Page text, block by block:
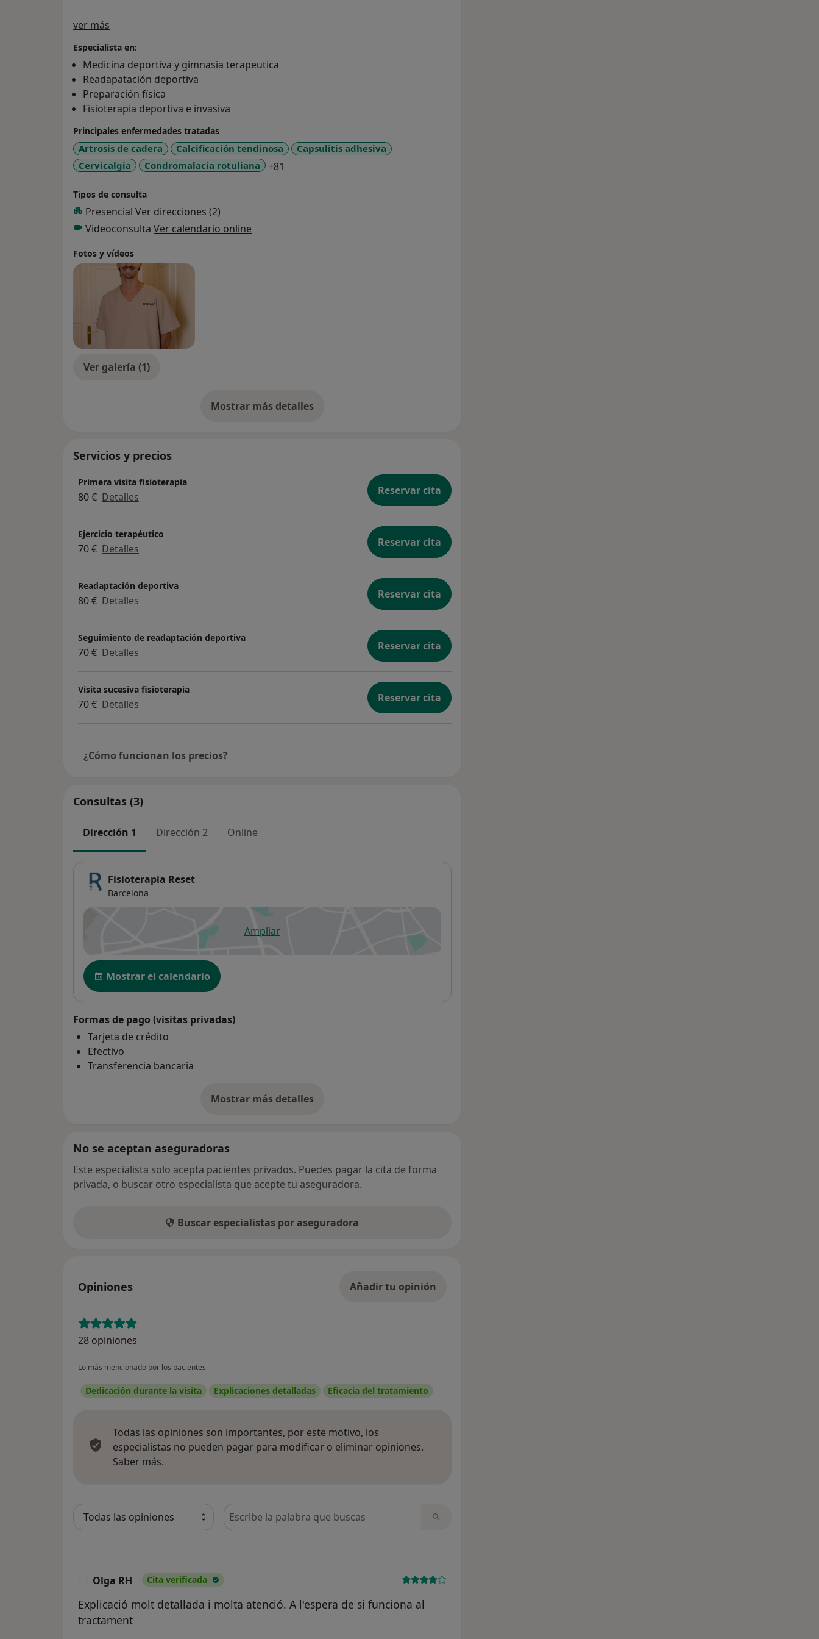
ver más
Especialista en:
Medicina deportiva y gimnasia terapeutica
Readapatación deportiva
Preparación física
Fisioterapia deportiva e invasiva
Principales enfermedades tratadas
Artrosis de cadera Calcificación tendinosa
Capsulitis adhesiva
Cervicalgia
Condromalacia rotuliana +81
Tipos de consulta
Presencial Ver direcciones (2)
Videoconsulta Ver calendario online
Fotos y vídeos
Ver galería (1)
Mostrar más detalles
sobre la experiencia
Servicios y precios
Primera visita fisioterapia
80 € Detalles Reservar cita
Ejercicio terapéutico
70 € Detalles Reservar cita
Readaptación deportiva
80 € Detalles Reservar cita
Seguimiento de readaptación deportiva
70 € Detalles Reservar cita
Visita sucesiva fisioterapia
70 € Detalles Reservar cita
¿Cómo funcionan los precios?
Consultas (3)
Dirección 1 Dirección 2 Online
Fisioterapia Reset
Barcelona
Ampliarse abre en una nueva pestaña
Disponibilidad
Mostrar el calendario
Formas de pago (visitas privadas)
Tarjeta de crédito
Efectivo
Transferencia bancaria
Mostrar más detalles
sobre la dirección
No se aceptan aseguradoras
Este especialista solo acepta pacientes privados. Puedes pagar la cita de forma
privada, o buscar otro especialista que acepte tu aseguradora.
Buscar especialistas por aseguradora
Opiniones Añadir tu opinión
28 opiniones
Lo más mencionado por los pacientes
Dedicación durante la visita Explicaciones detalladas Eficacia del tratamiento
Todas las opiniones son importantes, por este motivo, los
especialistas no pueden pagar para modificar o eliminar opiniones.
Saber más.
Busca en opiniones
Olga RH Cita verificada
Explicació molt detallada i molta atenció. A l'espera de si funciona al
tractament